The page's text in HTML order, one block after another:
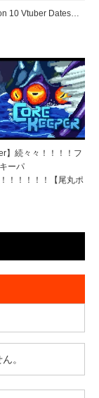
10 Vtuber Dates…
】続々々！！！！フ
ーパ
！！！！！【尾丸ポ
。